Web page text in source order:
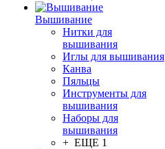
Вышивание
Нитки для
вышивания
Иглы для вышивания
Канва
Пяльцы
Инструменты для
вышивания
Наборы для
вышивания
+ ЕЩЕ 1